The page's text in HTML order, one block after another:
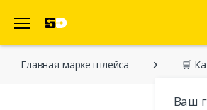
Ваш
Главная марĸетплейса 🛒